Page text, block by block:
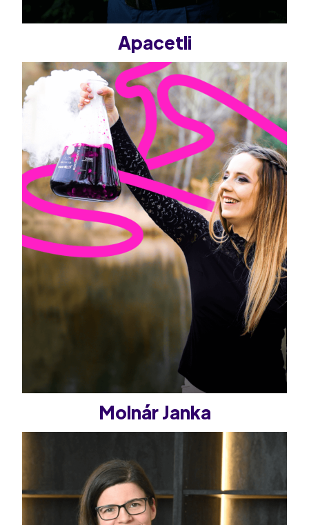
Apacetli
Molnár Janka